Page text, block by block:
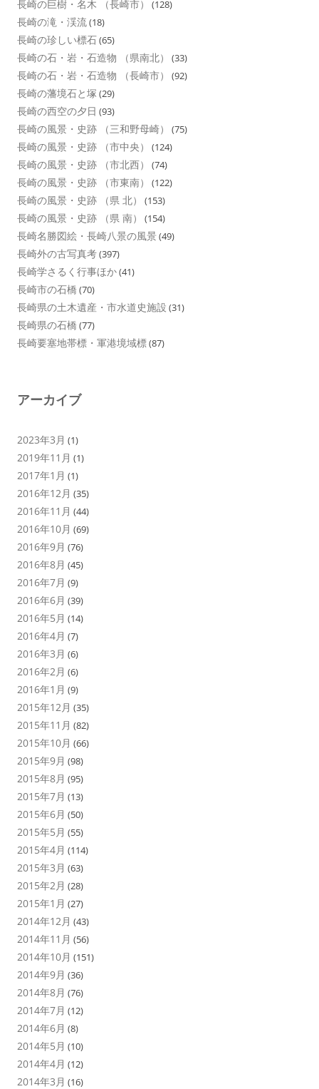
長崎の巨樹・名木 （長崎市） (128)
長崎の滝・渓流(18)
長崎の珍しい標石(65)
長崎の石・岩・石造物 （県南北） (33)
長崎の石・岩・石造物 （長崎市） (92)
長崎の藩境石と塚 (29)
長崎の西空の夕日 (93)
長崎の風景・史跡 （三和野母崎） (75)
長崎の風景・史跡 （市中央） (124)
長崎の風景・史跡 （市北西） (74)
長崎の風景・史跡 （市東南） (122)
長崎の風景・史跡 （県 北） (153)
長崎の風景・史跡 （県 南） (154)
長崎名勝図絵・長崎八景の風景 (49)
長崎外の古写真考(397)
長崎学さるく行事ほか(41)
長崎市の石橋 (70)
長崎県の土木遺産・市水道史施設 (31)
長崎県の石橋 (77)
長崎要塞地帯標・軍港境域標(87)
アーカイブ
2023年3月 (1)
2019年11月 (1)
2017年1月 (1)
2016年12月 (35)
2016年11月 (44)
2016年10月 (69)
2016年9月 (76)
2016年8月 (45)
2016年7月 (9)
2016年6月 (39)
2016年5月 (14)
2016年4月 (7)
2016年3月 (6)
2016年2月 (6)
2016年1月 (9)
2015年12月 (35)
2015年11月 (82)
2015年10月 (66)
2015年9月 (98)
2015年8月 (95)
2015年7月 (13)
2015年6月 (50)
2015年5月 (55)
2015年4月 (114)
2015年3月 (63)
2015年2月 (28)
2015年1月 (27)
2014年12月 (43)
2014年11月 (56)
2014年10月 (151)
2014年9月 (36)
2014年8月 (76)
2014年7月 (12)
2014年6月 (8)
2014年5月 (10)
2014年4月 (12)
2014年3月 (16)